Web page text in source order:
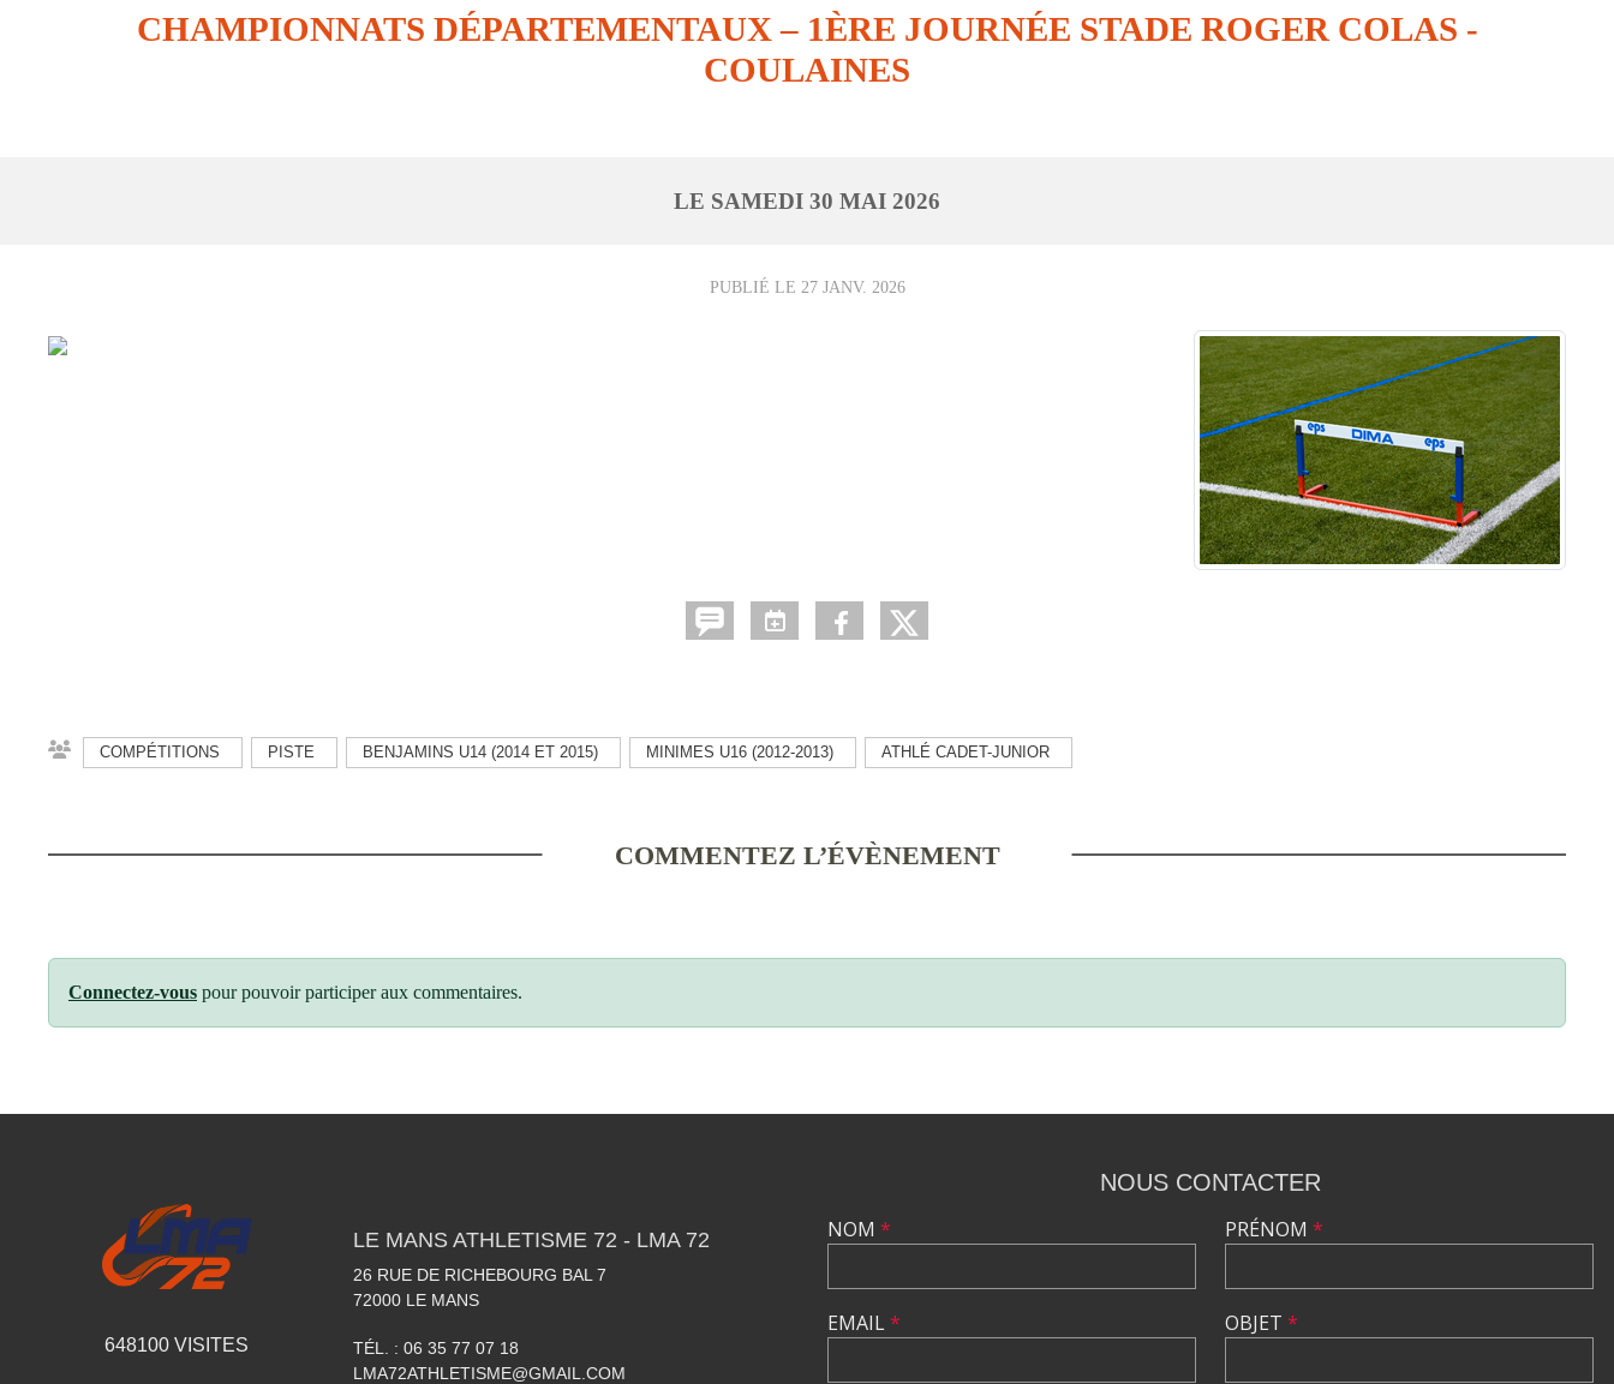
CHAMPIONNATS DÉPARTEMENTAUX – 1ÈRE JOURNÉE STADE ROGER COLAS -
COULAINES
LE SAMEDI 30 MAI 2026
PUBLIÉ LE 27 JANV. 2026
COMPÉTITIONS PISTE BENJAMINS U14 (2014 ET 2015) MINIMES U16 (2012-2013) ATHLÉ CADET-JUNIOR
COMMENTEZ L’ÉVÈNEMENT
Connectez-vous pour pouvoir participer aux commentaires.
648100 VISITES
LE MANS ATHLETISME 72 - LMA 72
26 RUE DE RICHEBOURG BAL 7
72000 LE MANS
TÉL. : 06 35 77 07 18
LMA72ATHLETISME@GMAIL.COM
NOUS CONTACTER
NOM *
EMAIL*
PRÉNOM *
OBJET *